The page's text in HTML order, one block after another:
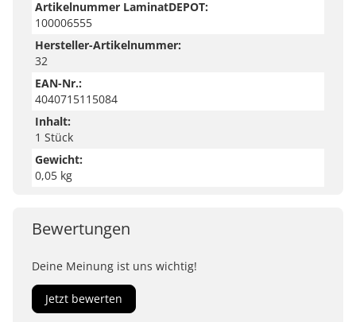
Artikelnummer LaminatDEPOT:
100006555
Hersteller-Artikelnummer:
32
EAN-Nr.:
4040715115084
Inhalt:
1 Stück
Gewicht:
0,05 kg
Bewertungen
Deine Meinung ist uns wichtig!
Jetzt bewerten